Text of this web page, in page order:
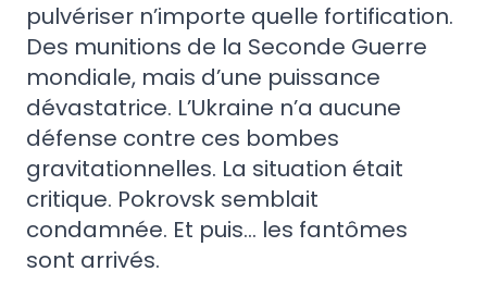
pulvériser n’importe quelle fortification.
Des munitions de la Seconde Guerre
mondiale, mais d’une puissance
dévastatrice. L’Ukraine n’a aucune
défense contre ces bombes
gravitationnelles. La situation était
critique. Pokrovsk semblait
condamnée. Et puis… les fantômes
sont arrivés.